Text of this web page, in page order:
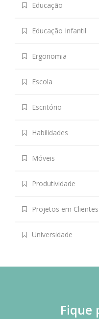
Educação
Educação Infantil
Ergonomia
Escola
Escritório
Habilidades
Móveis
Produtividade
Projetos em Clientes
Universidade
Fique